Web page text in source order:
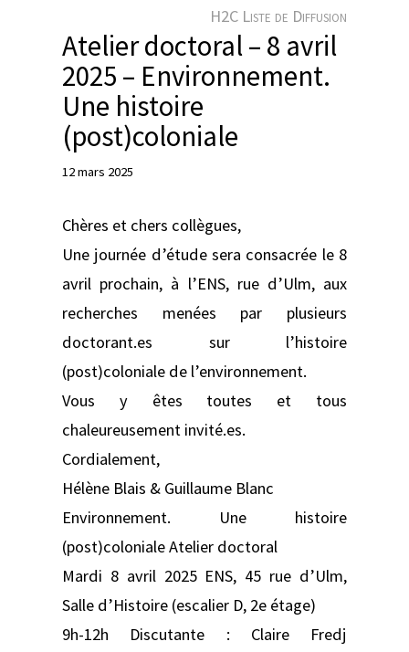
H2C Liste de Diffusion
Atelier doctoral – 8 avril
2025 – Environnement.
Une histoire
(post)coloniale
12 mars 2025
Chères et chers collègues,
Une journée d’étude sera consacrée le 8
avril prochain, à l’ENS, rue d’Ulm, aux
recherches menées par plusieurs
doctorant.es sur l’histoire
(post)coloniale de l’environnement.
Vous y êtes toutes et tous
chaleureusement invité.es.
Cordialement,
Hélène Blais & Guillaume Blanc
Environnement. Une histoire
(post)coloniale Atelier doctoral
Mardi 8 avril 2025 ENS, 45 rue d’Ulm,
Salle d’Histoire (escalier D, 2e étage)
9h-12h Discutante : Claire Fredj